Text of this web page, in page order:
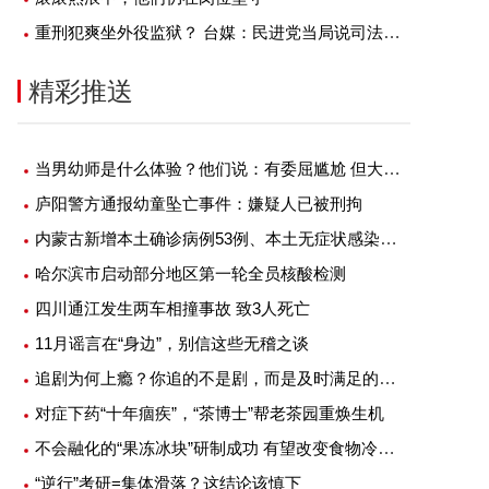
重刑犯爽坐外役监狱？ 台媒：民进党当局说司法改革就要做到
精彩推送
当男幼师是什么体验？他们说：有委屈尴尬 但大部分是幸福
庐阳警方通报幼童坠亡事件：嫌疑人已被刑拘
内蒙古新增本土确诊病例53例、本土无症状感染者1例
哈尔滨市启动部分地区第一轮全员核酸检测
四川通江发生两车相撞事故 致3人死亡
11月谣言在“身边”，别信这些无稽之谈
追剧为何上瘾？你追的不是剧，而是及时满足的快感
对症下药“十年痼疾”，“茶博士”帮老茶园重焕生机
不会融化的“果冻冰块”研制成功 有望改变食物冷藏方式
“逆行”考研=集体滑落？这结论该慎下